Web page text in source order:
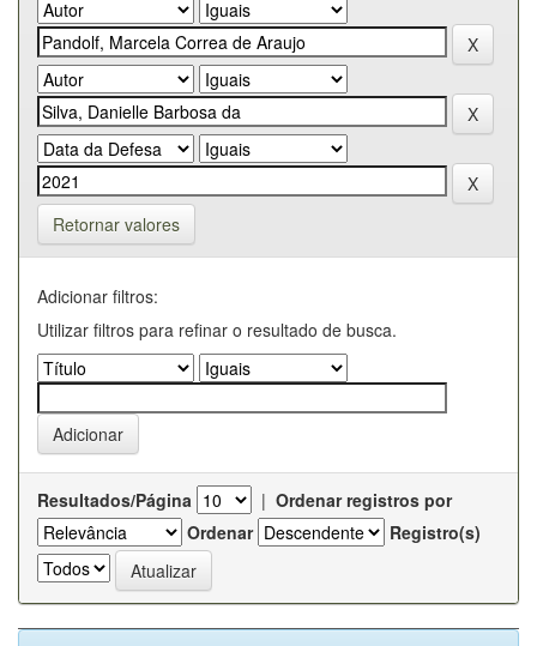
Retornar valores
Adicionar filtros:
Utilizar filtros para refinar o resultado de busca.
Resultados/Página | Ordenar registros por
Ordenar
Registro(s)